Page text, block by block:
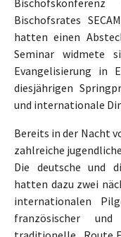
Bischofsrates
hatten einen
Seminar widmete
Evangelisierung in
diesjährigen
und internationale
Bereits in der Nacht
zahlreiche
Die deutsche und
hatten dazu zwei
internationalen
französischer